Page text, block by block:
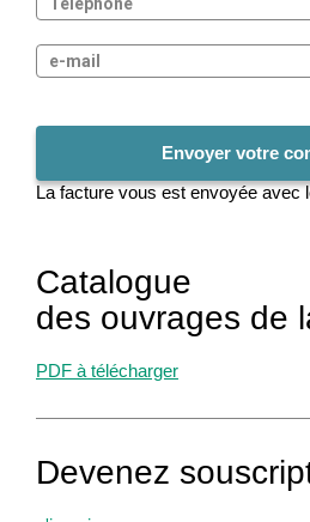
La facture vous est envoyée avec
Catalogue
des ouvrages de
PDF à télécharger
Devenez